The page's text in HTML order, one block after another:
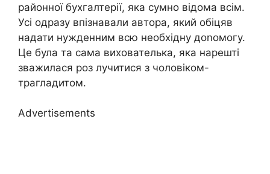
районної бухгалтерії, яка сумно відома всім.
Усі одразу впізнавали автора, який обіцяв
надати нужденним всю необхідну доnомогу.
Це була та сама вихователька, яка нарешті
зважилася роз лучитися з чоловіком-
трагладитом.
Advertisements